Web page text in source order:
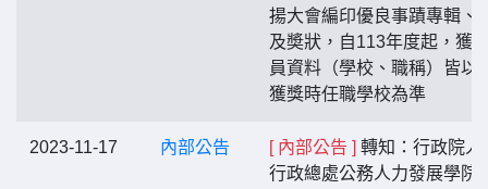
揚大會編印優良事蹟專輯、
及奬狀，自113年度起，獲
員資料（學校、職稱）皆以
獲獎時任職學校為準
2023-11-17 內部公告 [ 內部公告 ] 轉知：行政院人
行政總處公務人力發展學院